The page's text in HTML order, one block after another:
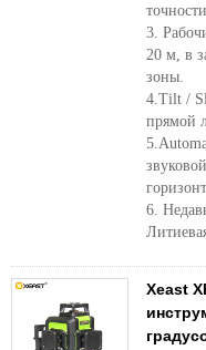
3.
20 м, в
зоны.
4.Tilt /
прямой
6.
Xeast